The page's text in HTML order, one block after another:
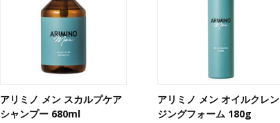
アリミノ メン スカルプケア
シャンプー 680ml
アリミノ メン オイルクレン
ジングフォーム 180g